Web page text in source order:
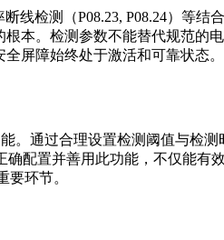
线检测（P08.23, P08.24）等
本。检测参数不能替代规范的电
屏障始终处于激活和可靠状态。
。通过合理设置检测阈值与检
配置并善用此功能，不仅能有
环节。